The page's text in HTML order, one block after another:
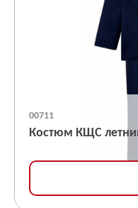
00711